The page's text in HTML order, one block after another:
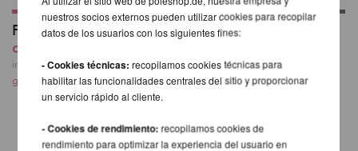
Firetoys Aerial Hoop
desde 221,85 EUR
incl. 20 % I.V.A. exkl.
gastos de envio
Bolsa de Aro Aéreo
59,50 EUR
incl. 20 % I.V.A. exkl.
nuestros socios externos pueden utilizar cookies para recopilar
datos de los usuarios con los siguientes fines:
- Cookies técnicas:recopilamos cookies técnicas para
habilitar las funcionalidades centrales del sitio y proporcionar
un servicio rápido al cliente.
- Cookies de rendimiento: recopilamos cookies de
rendimiento para optimizar la experiencia del usuario en